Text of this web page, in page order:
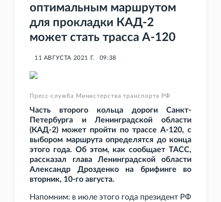
оптимальным маршрутом
для прокладки КАД-2
может стать трасса А-120
11 АВГУСТА 2021 Г. 09:38
Пресс-служба Министерства транспорта РФ
Часть второго кольца дороги Санкт-
Петербурга и Ленинградской области
(КАД-2) может пройти по трассе А-120, с
выбором маршрута определятся до конца
этого года. Об этом, как сообщает ТАСС,
рассказал глава Ленинградской области
Александр Дрозденко на брифинге во
вторник, 10-го августа.
Напомним: в июле этого года президент РФ